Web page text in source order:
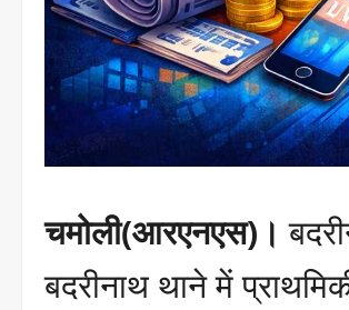
चमोली(आरएनएस)।
बदरीनाथ थाने में